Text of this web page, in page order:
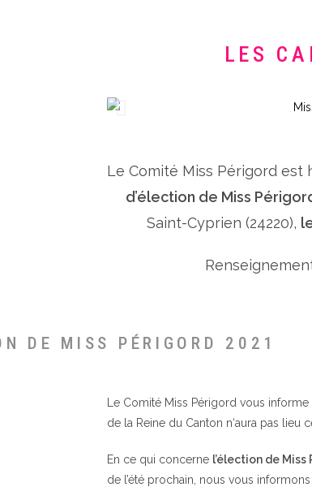
LES
Le Comité Miss Périgord est
d’élection de Miss
Saint-Cyprien (24220),
DE MISS PÉRIGORD 2021
Le Comité Miss Périgord vous informe
de la Reine du Canton n‘aura pas lieu
En ce qui concerne l’élection de Miss
de l’été prochain, nous vous